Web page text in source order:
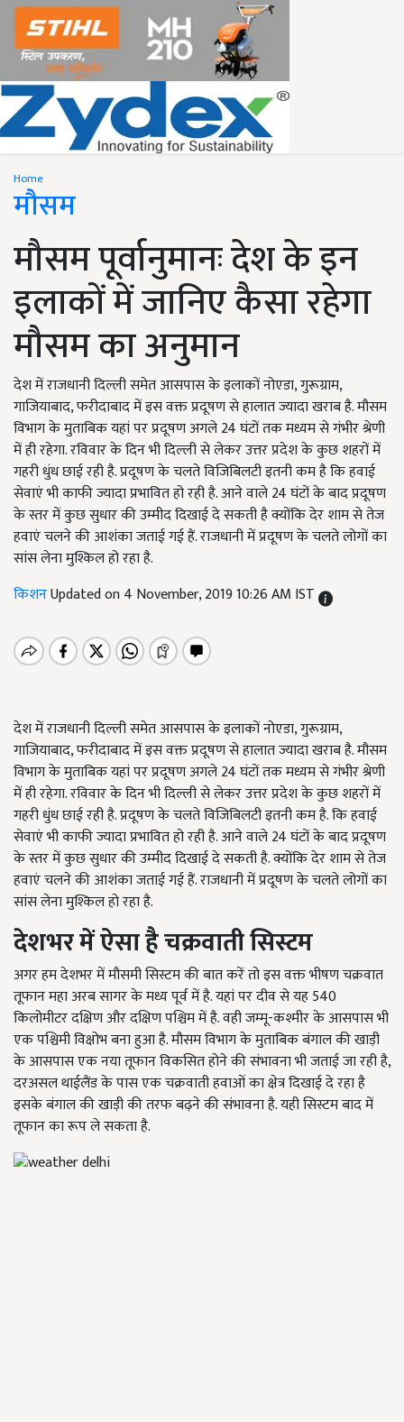
Home
मौसम
मौसम पूर्वानुमानः देश के इन
इलाकों में जानिए कैसा रहेगा
मौसम का अनुमान
देश में राजधानी दिल्ली समेत आसपास के इलाकों नोएडा, गुरूग्राम,
गाजियाबाद, फरीदाबाद में इस वक्त प्रदूषण से हालात ज्यादा खराब है. मौसम
विभाग के मुताबिक यहां पर प्रदूषण अगले 24 घंटों तक मध्यम से गंभीर श्रेणी
में ही रहेगा. रविवार के दिन भी दिल्ली से लेकर उत्तर प्रदेश के कुछ शहरों में
गहरी धुंध छाई रही है. प्रदूषण के चलते विजिबिलटी इतनी कम है कि हवाई
सेवाएं भी काफी ज्यादा प्रभावित हो रही है. आने वाले 24 घंटों के बाद प्रदूषण
के स्तर में कुछ सुधार की उम्मीद दिखाई दे सकती है क्योंकि देर शाम से तेज
हवाएं चलने की आशंका जताई गई हैं. राजधानी में प्रदूषण के चलते लोगों का
सांस लेना मुश्किल हो रहा है.
किशनUpdated on 4 November, 2019 10:26 AM IST
देश में राजधानी दिल्ली समेत आसपास के इलाकों नोएडा, गुरूग्राम,
गाजियाबाद, फरीदाबाद में इस वक्त प्रदूषण से हालात ज्यादा खराब है. मौसम
विभाग के मुताबिक यहां पर प्रदूषण अगले 24 घंटों तक मध्यम से गंभीर श्रेणी
में ही रहेगा. रविवार के दिन भी दिल्ली से लेकर उत्तर प्रदेश के कुछ शहरों में
गहरी धुंध छाई रही है. प्रदूषण के चलते विजिबिलटी इतनी कम है. कि हवाई
सेवाएं भी काफी ज्यादा प्रभावित हो रही है. आने वाले 24 घंटों के बाद प्रदूषण
के स्तर में कुछ सुधार की उम्मीद दिखाई दे सकती है. क्योंकि देर शाम से तेज
हवाएं चलने की आशंका जताई गई हैं. राजधानी में प्रदूषण के चलते लोगों का
सांस लेना मुश्किल हो रहा है.
देशभर में ऐसा है चक्रवाती सिस्टम
अगर हम देशभर में मौसमी सिस्टम की बात करें तो इस वक्त भीषण चक्रवात
तूफान महा अरब सागर के मध्य पूर्व में है. यहां पर दीव से यह 540
किलोमीटर दक्षिण और दक्षिण पश्चिम में है. वही जम्मू-कश्मीर के आसपास भी
एक पश्चिमी विक्षोभ बना हुआ है. मौसम विभाग के मुताबिक बंगाल की खाड़ी
के आसपास एक नया तूफान विकसित होने की संभावना भी जताई जा रही है,
दरअसल थाईलैंड के पास एक चक्रवाती हवाओं का क्षेत्र दिखाई दे रहा है
इसके बंगाल की खाड़ी की तरफ बढ़ने की संभावना है. यही सिस्टम बाद में
तूफान का रूप ले सकता है.